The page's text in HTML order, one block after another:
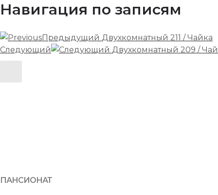
Навигация по записям
Предыдущий Двухкомнатный 211 / Чайка
Следующий
Двухкомнатный 209 /
ПАНСИОНАТ